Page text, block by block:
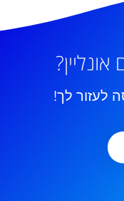
לעזור לך!